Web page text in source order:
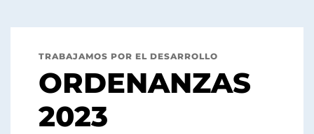
TRABAJAMOS POR EL DESARROLLO
ORDENANZAS
2023